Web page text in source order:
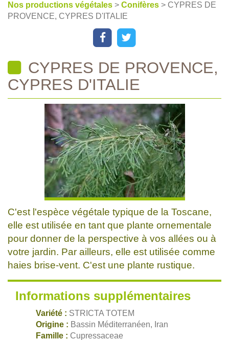
Nos productions végétales > Conifères > CYPRES DE
PROVENCE, CYPRES D'ITALIE
CYPRES DE PROVENCE,
CYPRES D'ITALIE
C'est l'espèce végétale typique de la Toscane,
elle est utilisée en tant que plante ornementale
pour donner de la perspective à vos allées ou à
votre jardin. Par ailleurs, elle est utilisée comme
haies brise-vent. C'est une plante rustique.
Informations supplémentaires
Variété : STRICTA TOTEM
Origine : Bassin Méditerranéen, Iran
Famille : Cupressaceae